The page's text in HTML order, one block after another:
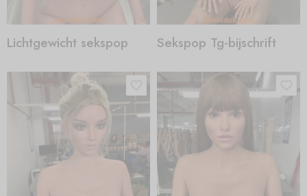
Lichtgewicht sekspop Sekspop Tg-bijschrift